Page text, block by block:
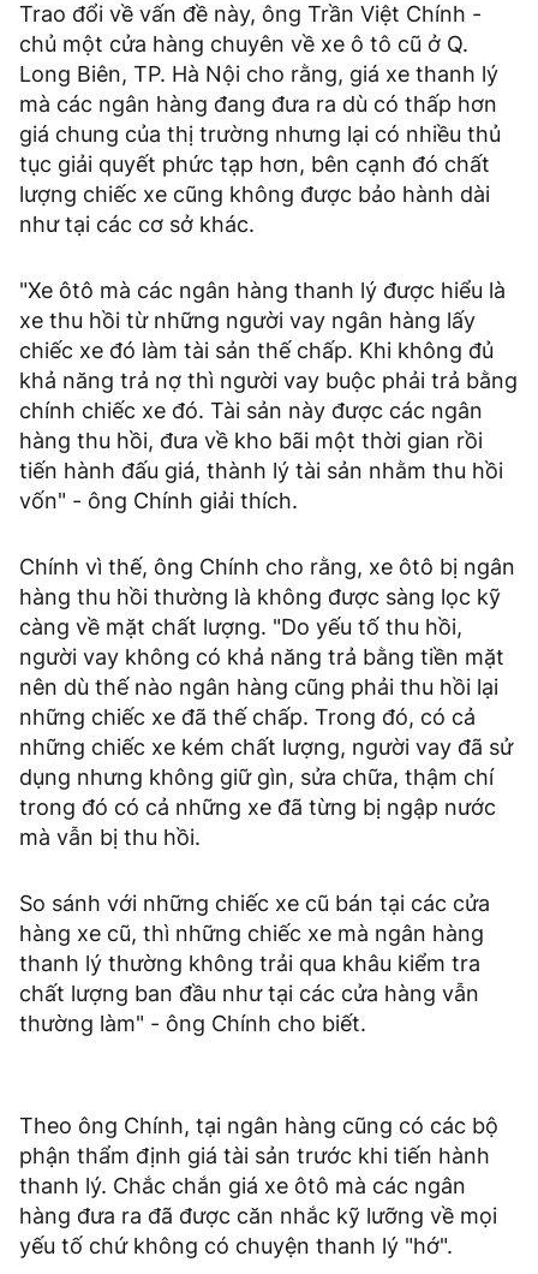
Trao đổi về vấn đề này, ông Trần Việt Chính -
chủ một cửa hàng chuyên về xe ô tô cũ ở Q.
Long Biên, TP. Hà Nội cho rằng, giá xe thanh lý
mà các ngân hàng đang đưa ra dù có thấp hơn
giá chung của thị trường nhưng lại có nhiều thủ
tục giải quyết phức tạp hơn, bên cạnh đó chất
lượng chiếc xe cũng không được bảo hành dài
như tại các cơ sở khác.
"Xe ôtô mà các ngân hàng thanh lý được hiểu là
xe thu hồi từ những người vay ngân hàng lấy
chiếc xe đó làm tài sản thế chấp. Khi không đủ
khả năng trả nợ thì người vay buộc phải trả bằng
chính chiếc xe đó. Tài sản này được các ngân
hàng thu hồi, đưa về kho bãi một thời gian rồi
tiến hành đấu giá, thành lý tài sản nhằm thu hồi
vốn" - ông Chính giải thích.
Chính vì thế, ông Chính cho rằng, xe ôtô bị ngân
hàng thu hồi thường là không được sàng lọc kỹ
càng về mặt chất lượng. "Do yếu tố thu hồi,
người vay không có khả năng trả bằng tiền mặt
nên dù thế nào ngân hàng cũng phải thu hồi lại
những chiếc xe đã thế chấp. Trong đó, có cả
những chiếc xe kém chất lượng, người vay đã sử
dụng nhưng không giữ gìn, sửa chữa, thậm chí
trong đó có cả những xe đã từng bị ngập nước
mà vẫn bị thu hồi.
So sánh với những chiếc xe cũ bán tại các cửa
hàng xe cũ, thì những chiếc xe mà ngân hàng
thanh lý thường không trải qua khâu kiểm tra
chất lượng ban đầu như tại các cửa hàng vẫn
thường làm" - ông Chính cho biết.
Theo ông Chính, tại ngân hàng cũng có các bộ
phận thẩm định giá tài sản trước khi tiến hành
thanh lý. Chắc chắn giá xe ôtô mà các ngân
hàng đưa ra đã được căn nhắc kỹ lưỡng về mọi
yếu tố chứ không có chuyện thanh lý "hớ".